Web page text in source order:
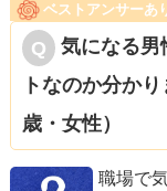
上記のように、杞
になるのはもった
はとてもよくわか
裕のある男性のほ
じて、「浮気をし
ベストアンサーあ
気になる男
トなのか分か
歳・女性）
職場で